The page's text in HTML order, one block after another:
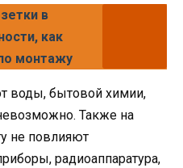
в
как
монтажу
воды, бытовой химии,
Также на
не повлияют
радиоаппаратура,